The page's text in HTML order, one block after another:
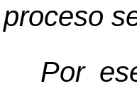
proceso
Por